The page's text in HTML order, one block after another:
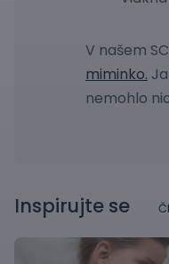
V našem
miminko.
nemohlo
Inspirujte se